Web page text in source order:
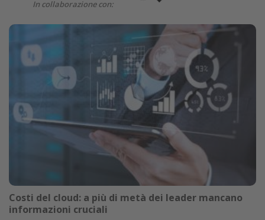
In collaborazione con:
Costi del cloud: a più di metà dei leader mancano
informazioni cruciali